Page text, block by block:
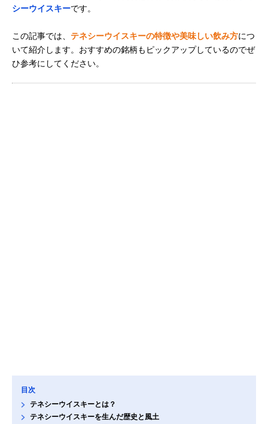
シーウイスキーです。
この記事では、 テネシーウイスキーの特徴や美味しい飲み方につ
いて紹介します。おすすめの銘柄もピックアップしているのでぜ
ひ参考にしてください。
目次
テネシーウイスキーとは？
テネシーウイスキーを生んだ歴史と風土